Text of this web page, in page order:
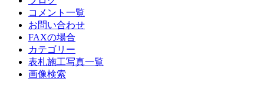
コメント一覧
お問い合わせ
FAXの場合
カテゴリー
表札施工写真一覧
画像検索